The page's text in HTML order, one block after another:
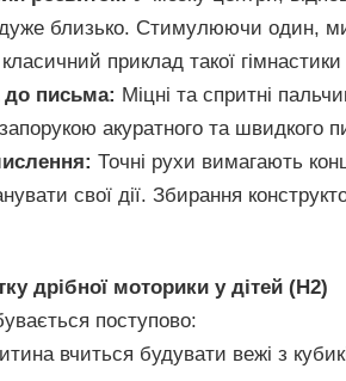
близько. Стимулюючи один,
приклад такої
до письма: Міцні та спритні
акуратного та швидкого
Точні рухи вимагають
свої дії. Збирання
дрібної моторики у дітей (H2)
поступово:
вчиться будувати вежі з